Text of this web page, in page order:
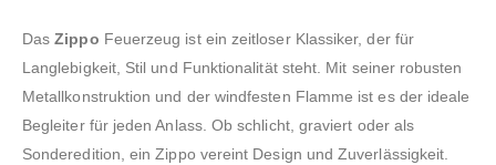
DasZippo Feuerzeug ist ein zeitloser Klassiker, der für
Langlebigkeit, Stil und Funktionalität steht. Mit seiner robusten
Metallkonstruktion und der windfesten Flamme ist es der ideale
Begleiter für jeden Anlass. Ob schlicht, graviert oder als
Sonderedition, ein Zippo vereint Design und Zuverlässigkeit.